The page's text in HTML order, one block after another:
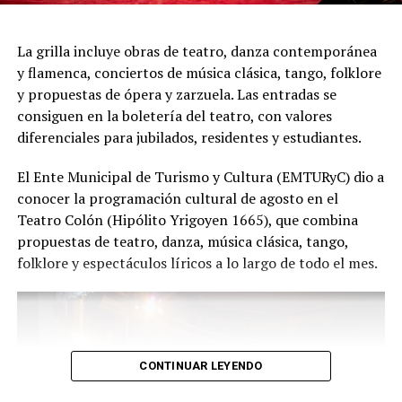
función hay meses de ensayo y un enorme trabajo en
equipo para emocionar y sorprender al
público", expresa Emmanuel Marín.
distinguida con los Premios Estrella de Mar 2024 y
2026 como Mejor Espectáculo de Danza y con el Premio
Faro de Oro 2024. Además, Emmanuel Marín y Lola
Gutiérrez Rey obtuvieron el subcampeonato en el
Mundial de Tango de Buenos Aires.
realizar una gira por Europa. Además, recibió
la Declaración de Interés Cultural como Embajadores
La grilla incluye obras de teatro, danza contemporánea
y flamenca, conciertos de música clásica, tango, folklore
y propuestas de ópera y zarzuela. Las entradas se
consiguen en la boletería del teatro, con valores
diferenciales para jubilados, residentes y estudiantes.
El Ente Municipal de Turismo y Cultura (EMTURyC) dio a
conocer la programación cultural de agosto en el
Teatro Colón (Hipólito Yrigoyen 1665), que combina
propuestas de teatro, danza, música clásica, tango,
folklore y espectáculos líricos a lo largo de todo el mes.
CONTINUAR LEYENDO